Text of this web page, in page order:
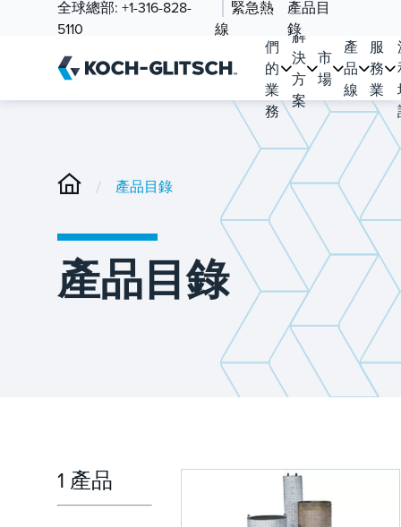
全球總部: +1-316-828-
5110
緊急熱
線
產品目
錄
們
的
業
務
解
決
方
案
市
場
產
品
線
服
務
業
/ 產品目錄
產品目錄
1 產品